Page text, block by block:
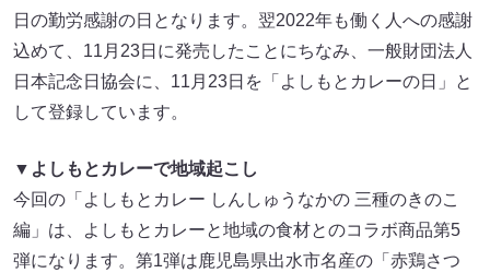
日の勤労感謝の日となります。翌2022年も働く人への感謝
込めて、11月23日に発売したことにちなみ、一般財団法人
日本記念日協会に、11月23日を「よしもとカレーの日」と
して登録しています。
▼よしもとカレーで地域起こし
今回の「よしもとカレー しんしゅうなかの 三種のきのこ
編」は、よしもとカレーと地域の食材とのコラボ商品第5
弾になります。第1弾は鹿児島県出水市名産の「赤鶏さつ